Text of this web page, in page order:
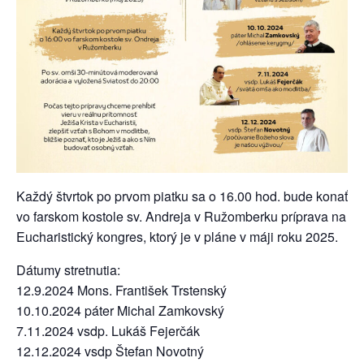
Každý štvrtok po prvom piatku sa o 16.00 hod. bude konať
vo farskom kostole sv. Andreja v Ružomberku príprava na
Eucharistický kongres, ktorý je v pláne v máji roku 2025.
Dátumy stretnutia:
12.9.2024 Mons. František Trstenský
10.10.2024 páter Michal Zamkovský
7.11.2024 vsdp. Lukáš Fejerčák
12.12.2024 vsdp Štefan Novotný